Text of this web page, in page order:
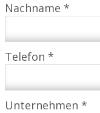
Nachname *
Telefon *
Unternehmen *